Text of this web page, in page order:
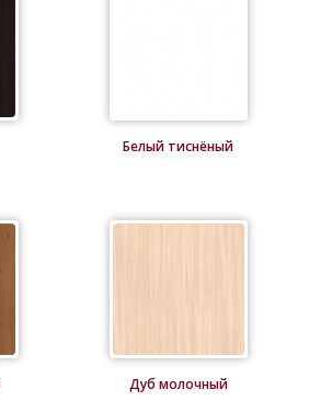
Белый тиснёный
Дуб молочный